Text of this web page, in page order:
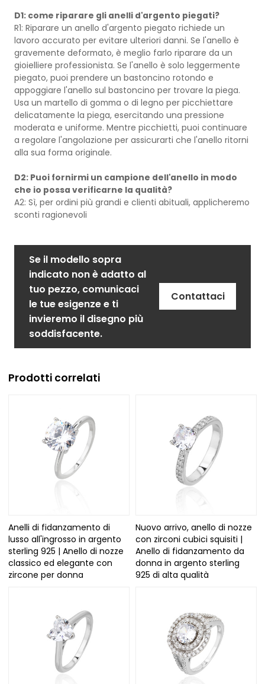
D1: come riparare gli anelli d'argento piegati?
R1: Riparare un anello d'argento piegato richiede un
lavoro accurato per evitare ulteriori danni. Se l'anello è
gravemente deformato, è meglio farlo riparare da un
gioielliere professionista. Se l'anello è solo leggermente
piegato, puoi prendere un bastoncino rotondo e
appoggiare l'anello sul bastoncino per trovare la piega.
Usa un martello di gomma o di legno per picchiettare
delicatamente la piega, esercitando una pressione
moderata e uniforme. Mentre picchietti, puoi continuare
a regolare l'angolazione per assicurarti che l'anello ritorni
alla sua forma originale.
D2: Puoi fornirmi un campione dell'anello in modo
che io possa verificarne la qualità?
A2: Sì, per ordini più grandi e clienti abituali, applicheremo
sconti ragionevoli
Se il modello sopra
indicato non è adatto al
tuo pezzo, comunicaci
le tue esigenze e ti
invieremo il disegno più
soddisfacente.
Contattaci
Prodotti correlati
Anelli di fidanzamento di
lusso all'ingrosso in argento
sterling 925 | Anello di nozze
classico ed elegante con
zircone per donna
Nuovo arrivo, anello di nozze
con zirconi cubici squisiti |
Anello di fidanzamento da
donna in argento sterling
925 di alta qualità